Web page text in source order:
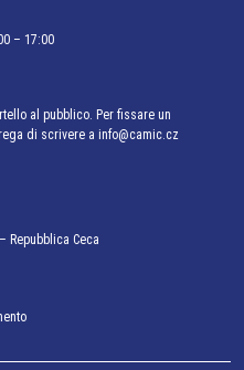
– 17:00
al pubblico. Per fissare un
di scrivere a info@camic.cz
Repubblica Ceca